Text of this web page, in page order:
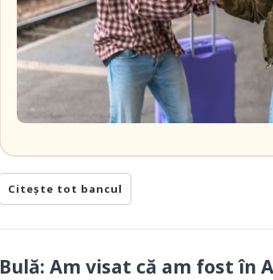
Citește tot bancul
Bulă: Am visat că am fost în